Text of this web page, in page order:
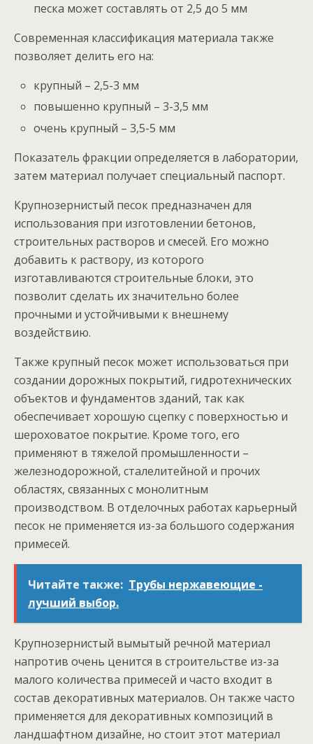
песка может составлять от 2,5 до 5 мм
Современная классификация материала также
позволяет делить его на:
крупный – 2,5-3 мм
повышенно крупный – 3-3,5 мм
очень крупный – 3,5-5 мм
Показатель фракции определяется в лаборатории,
затем материал получает специальный паспорт.
Крупнозернистый песок предназначен для
использования при изготовлении бетонов,
строительных растворов и смесей. Его можно
добавить к раствору, из которого
изготавливаются строительные блоки, это
позволит сделать их значительно более
прочными и устойчивыми к внешнему
воздействию.
Также крупный песок может использоваться при
создании дорожных покрытий, гидротехнических
объектов и фундаментов зданий, так как
обеспечивает хорошую сцепку с поверхностью и
шероховатое покрытие. Кроме того, его
применяют в тяжелой промышленности –
железнодорожной, сталелитейной и прочих
областях, связанных с монолитным
производством. В отделочных работах карьерный
песок не применяется из-за большого содержания
примесей.
Читайте также: Трубы нержавеющие -
лучший выбор.
Крупнозернистый вымытый речной материал
напротив очень ценится в строительстве из-за
малого количества примесей и часто входит в
состав декоративных материалов. Он также часто
применяется для декоративных композиций в
ландшафтном дизайне, но стоит этот материал